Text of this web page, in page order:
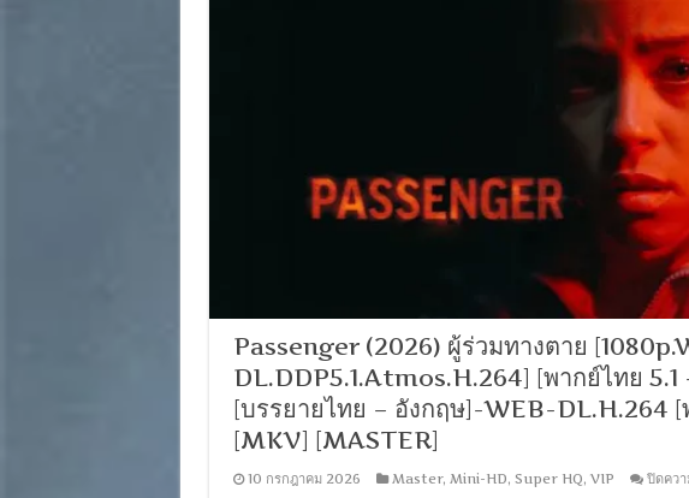
Passenger (2026) ผู้ร่วมทางตาย
DL.DDP5.1.Atmos.H.264] [พากย์ไทย
[บรรยายไทย – อังกฤษ]-WEB-DL.H.264 [
[MKV] [MASTER]
10 กรกฎาคม 2026 Master, Mini-HD, Super HQ, VIP ปิดควา